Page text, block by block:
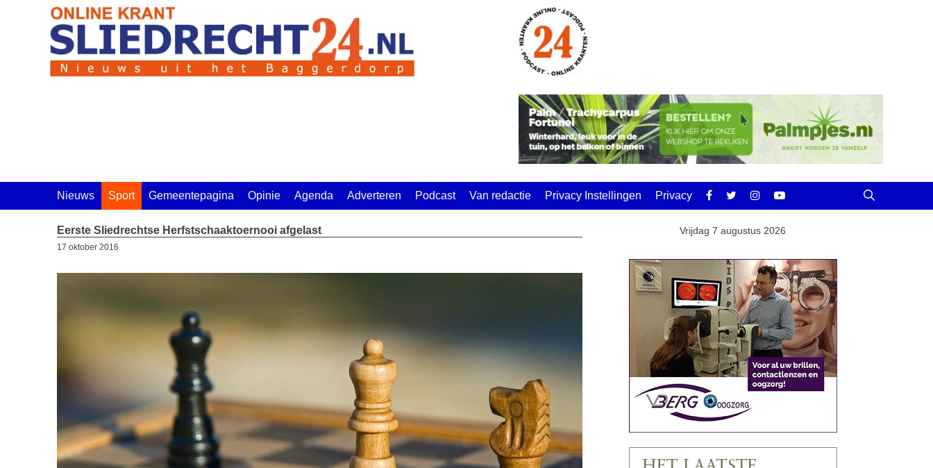
Nieuws Sport Gemeentepagina Opinie Agenda Adverteren Podcast Van redactie Privacy Instellingen Privacy
Eerste Sliedrechtse Herfstschaaktoernooi afgelast
17 oktober 2016
Vrijdag 7 augustus 2026